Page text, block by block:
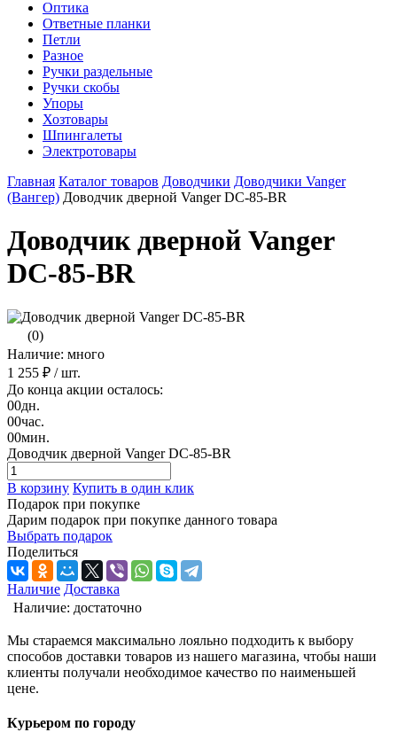
Оптика
Ответные планки
Петли
Разное
Ручки раздельные
Ручки скобы
Упоры
Хозтовары
Шпингалеты
Электротовары
Главная Каталог товаров Доводчики Доводчики Vanger
(Вангер) Доводчик дверной Vanger DC-85-BR
Доводчик дверной Vanger
DC-85-BR
(0)
Наличие: много
1 255 ₽ / шт.
До конца акции осталось:
00дн.
00час.
00мин.
Доводчик дверной Vanger DC-85-BR
В корзину Купить в один клик
Подарок при покупке
Дарим подарок при покупке данного товара
Выбрать подарок
Поделиться
Наличие Доставка
Наличие: достаточно
Мы стараемся максимально лояльно подходить к выбору
способов доставки товаров из нашего магазина, чтобы наши
клиенты получали необходимое качество по наименьшей
цене.
Курьером по городу